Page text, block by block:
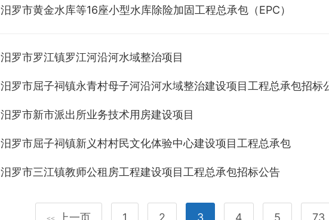
汨罗市黄金水库等16座小型水库除险加固工程总承包（EPC）
汨罗市罗江镇罗江河沿河水域整治项目
汨罗市屈子祠镇永青村母子河沿河水域整治建设项目工程总承包招标
汨罗市新市派出所业务技术用房建设项目
汨罗市屈子祠镇新义村村民文化体验中心建设项目工程总承包
汨罗市三江镇教师公租房工程建设项目工程总承包招标公告
上一页 1 2 3 4 5 73